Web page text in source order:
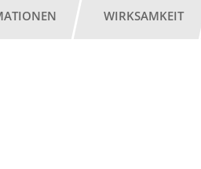
WIRKSAMKEIT